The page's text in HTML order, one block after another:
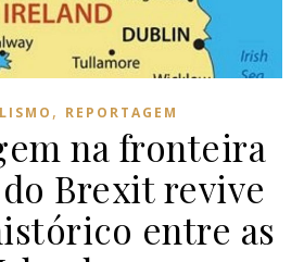
, REPORTAGEM
na fronteira
Brexit revive
entre as